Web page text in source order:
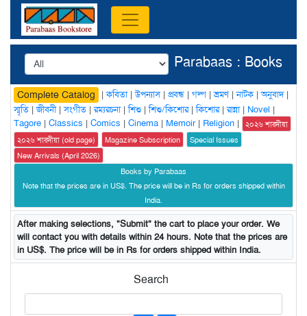
Parabaas : Books
Complete Catalog |কবিতা|উপন্যাস| প্রবন্ধ | গল্প |ভ্রমণ|নাটক |অনুবাদ|
স্মৃতি |জীবনী|সংগীত |রম্যরচনা|শিশু |শিশু/কিশোর|কিশোর|রান্না| Novel |
Tagore | Classics | Comics | Cinema | Memoir| Religion |
২০২৬ শারদীয়া
২০২৬ শারদীয়া (old page)
Magazine Subscription
Special Issues
New Arrivals (April 2026)
Books by Parabaas
Note that the prices are in US$. The price will be in Rs for orders shipped within
India.
After making selections, "Submit" the cart to place your order. We
will contact you with details within 24 hours. Note that the prices are
in US$. The price will be in Rs for orders shipped within India.
Search